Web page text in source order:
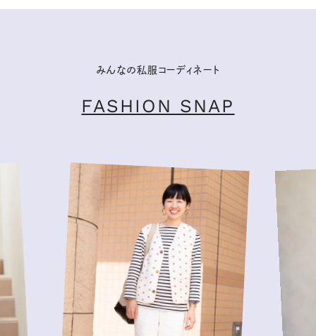
みんなの私服コーディネート
FASHION SNAP